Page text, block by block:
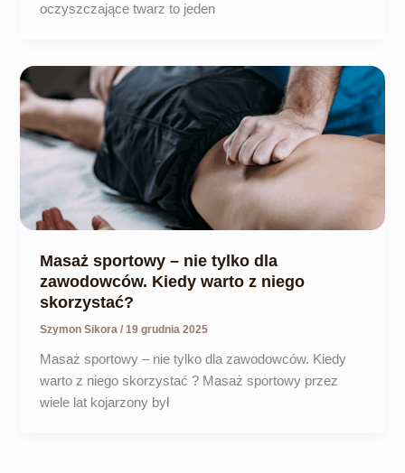
oczyszczające twarz to jeden
Masaż sportowy – nie tylko dla
zawodowców. Kiedy warto z niego
skorzystać?
Szymon Sikora/ 19 grudnia 2025
Masaż sportowy – nie tylko dla zawodowców. Kiedy
warto z niego skorzystać ? Masaż sportowy przez
wiele lat kojarzony był